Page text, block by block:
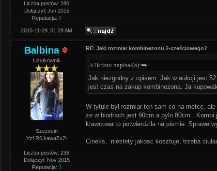
Liczba postów: 280
Dołączył: Jun 2015
Reputacja: 0
2015-11-29, 01:28 AM
Balbina
Użytkownik
Szczecin
Yzf R6,kawaZx7r
Liczba postów: 238
Dołączył: Nov 2015
Reputacja: 3
RE: Jaki rozmiar kombinezonu 2-cześciowego?
k1kristo napisał(a):
Jak niezgodny z opisem. Jak w aukcji jest
jest czas na zakup kombinezona. Ja
W tytule był rozmiar ten sam co na metce,
ze w biodrach jest 90cm a bylo 80cm..
krawcowa to potwierdzila na pismie. Sprawe
Cineks, niestety jakosc kosztuje, trzeba